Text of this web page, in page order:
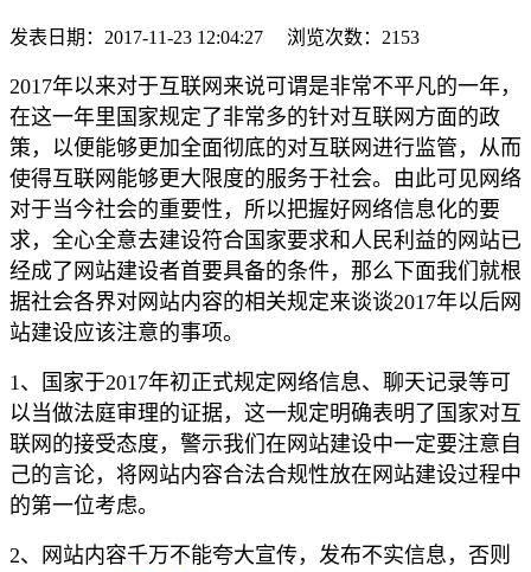
发表日期： 2017-11-23 12:04:27 浏览次数： 2153
2017年以来对于互联网来说可谓是非常不平凡的一年，
在这一年里国家规定了非常多的针对互联网方面的政
策，以便能够更加全面彻底的对互联网进行监管，从而
使得互联网能够更大限度的服务于社会。由此可见网络
对于当今社会的重要性，所以把握好网络信息化的要
求，全心全意去建设符合国家要求和人民利益的网站已
经成了网站建设者首要具备的条件，那么下面我们就根
据社会各界对网站内容的相关规定来谈谈2017年以后网
站建设应该注意的事项。
1、国家于2017年初正式规定网络信息、聊天记录等可
以当做法庭审理的证据，这一规定明确表明了国家对互
联网的接受态度，警示我们在网站建设中一定要注意自
己的言论，将网站内容合法合规性放在网站建设过程中
的第一位考虑。
2、网站内容千万不能夸大宣传，发布不实信息，否则